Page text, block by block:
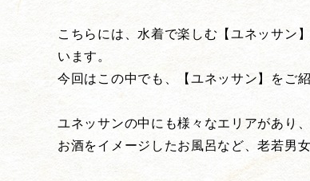
こちらには、水着で楽しむ【ユネッサン
います。
今回はこの中でも、【ユネッサン】をご紹
ユネッサンの中にも様々なエリアがあり
お酒をイメージしたお風呂など、老若男